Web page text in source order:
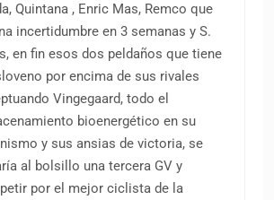
Quintana , Enric Mas, Remco que
incertidumbre en 3 semanas y S.
en fin esos dos peldaños que tiene
por encima de sus rivales
Vingegaard, todo el
bioenergético en su
y sus ansias de victoria, se
al bolsillo una tercera GV y
por el mejor ciclista de la